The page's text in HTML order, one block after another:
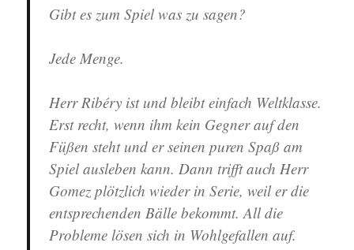
Gibt es zum Spiel was zu sagen?
Jede Menge.
Herr Ribéry ist und bleibt einfach Weltklasse.
Erst recht, wenn ihm kein Gegner auf den
Füßen steht und er seinen puren Spaß am
Spiel ausleben kann. Dann trifft auch Herr
Gomez plötzlich wieder in Serie, weil er die
entsprechenden Bälle bekommt. All die
Probleme lösen sich in Wohlgefallen auf.